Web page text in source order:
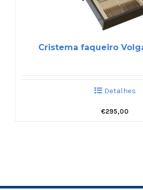
Cristema faqueiro
Detalhes
€295,00